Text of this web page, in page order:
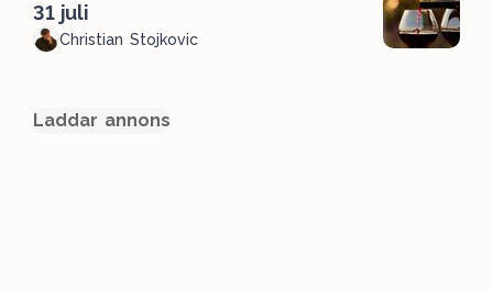
31 juli
Christian Stojkovic
Laddar annons